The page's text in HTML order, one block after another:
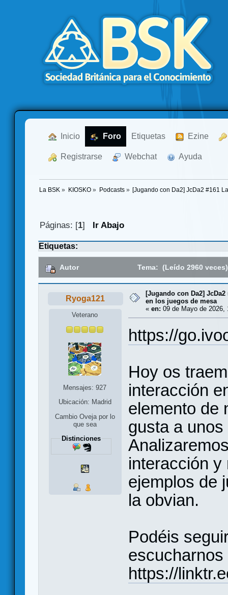
Inicio Foro Etiquetas Ezine
Registrarse Webchat Ayuda
La BSK » KIOSKO» Podcasts» [Jugando con Da2] JcDa2 #161
Páginas: [1] Ir Abajo
Etiquetas:
Autor Tema: (Leído 2960 veces)
Ryoga121
Veterano
Mensajes: 927
Ubicación: Madrid
Cambio Oveja por lo
que sea
Distinciones
[Jugando con Da2]
en los juegos de mesa
« en: 09 de Mayo de 2026,
https://
Hoy os
interacción
elemento de
gusta a
interacción y
ejemplos de
la obvian.
Podéis
https://